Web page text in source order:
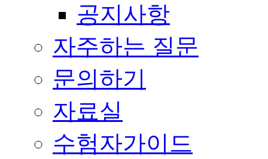
공지사항
자주하는 질문
문의하기
자료실
수험자가이드